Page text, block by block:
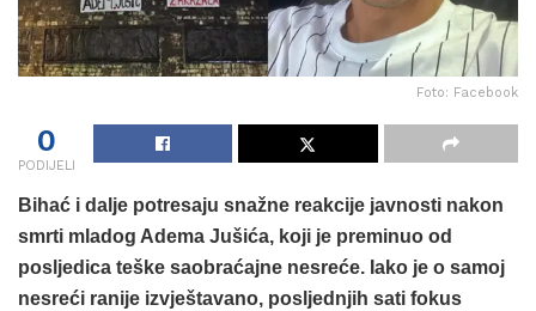
Foto: Facebook
0
PODIJELI
Bihać i dalje potresaju snažne reakcije javnosti nakon
smrti mladog Adema Jušića, koji je preminuo od
posljedica teške saobraćajne nesreće. Iako je o samoj
nesreći ranije izvještavano, posljednjih sati fokus